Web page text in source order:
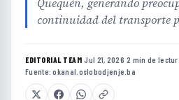
continuidad del transporte
EDITORIAL TEAM·Jul 21, 2026·2 min de
Fuente:okanal.oslobodjenje.ba